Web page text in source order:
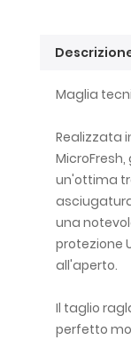
Maglia
Realizzata
un'ottima
una
protezione
all'aperto.
Il taglio
perfetto